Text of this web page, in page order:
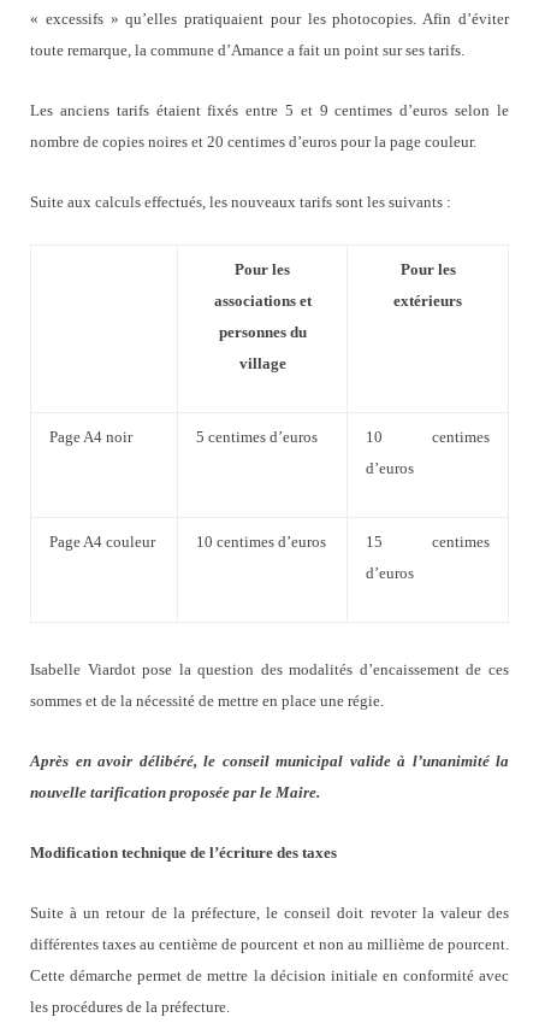
« excessifs » qu’elles pratiquaient pour les photocopies. Afin d’éviter
toute remarque, la commune d’Amance a fait un point sur ses tarifs.
Les anciens tarifs étaient fixés entre 5 et 9 centimes d’euros selon le
nombre de copies noires et 20 centimes d’euros pour la page couleur.
Suite aux calculs effectués, les nouveaux tarifs sont les suivants :
Pour les
associations et
personnes du
village
Pour les
extérieurs
Page A4 noir 5 centimes d’euros
10 centimes
d’euros
Page A4 couleur 10 centimes d’euros
15 centimes
d’euros
Isabelle Viardot pose la question des modalités d’encaissement de ces
sommes et de la nécessité de mettre en place une régie.
Après en avoir délibéré, le conseil municipal valide à l’unanimité la
nouvelle tarification proposée par le Maire.
Modification technique de l’écriture des taxes
Suite à un retour de la préfecture, le conseil doit revoter la valeur des
différentes taxes au centième de pourcent et non au millième de pourcent.
Cette démarche permet de mettre la décision initiale en conformité avec
les procédures de la préfecture.